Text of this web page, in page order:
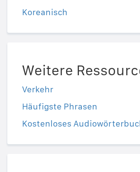
Koreanisch
Weitere
Verkehr
Häufigste Phrasen
Kostenloses